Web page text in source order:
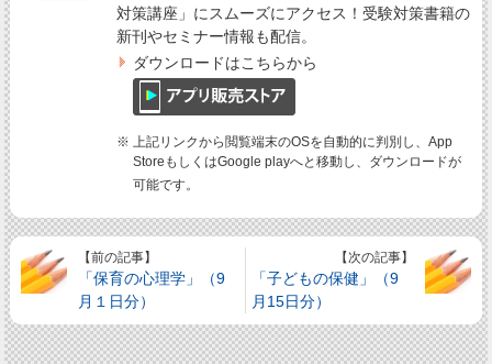
対策講座」にスムーズにアクセス！受験対策書籍の
新刊やセミナー情報も配信。
ダウンロードはこちらから
※ 上記リンクから閲覧端末のOSを自動的に判別し、App
StoreもしくはGoogle playへと移動し、ダウンロードが
可能です。
【前の記事】
「保育の心理学」（9
月１日分）
【次の記事】
「子どもの保健」（9
月15日分）